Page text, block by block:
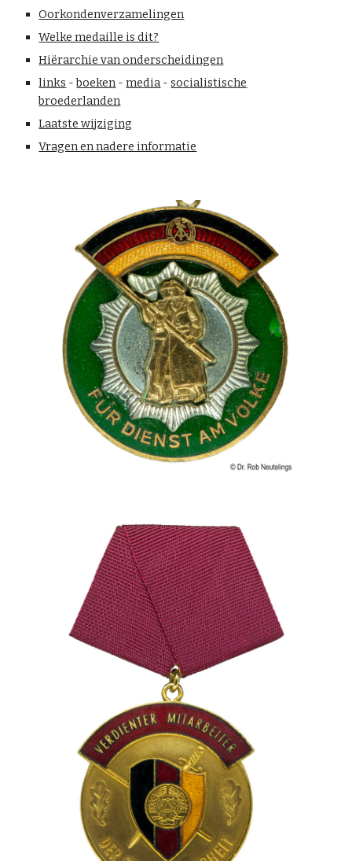
Oorkondenverzamelingen
Welke medaille is dit?
Hiërarchie van onderscheidingen
links -boeken -media-socialistische
broederlanden
Laatste wijziging
Vragen en nadere informatie